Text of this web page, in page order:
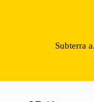
Subterra